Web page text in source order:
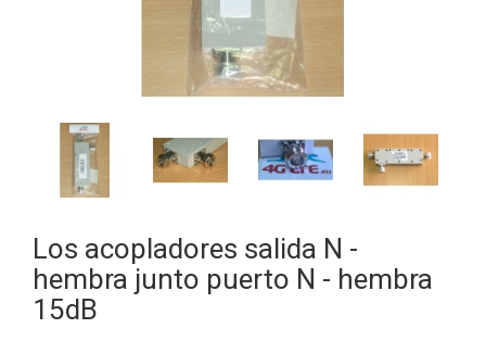
Los acopladores salida N -
hembra junto puerto N - hembra
15dB